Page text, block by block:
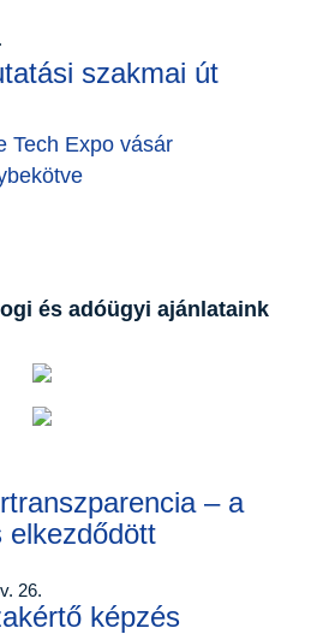
szakmai út
Tech Expo vásár
és adóügyi ajánlataink
– a
elkezdődött
26.
képzés